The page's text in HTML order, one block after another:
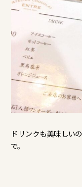
ドリンクも美味しい
で。